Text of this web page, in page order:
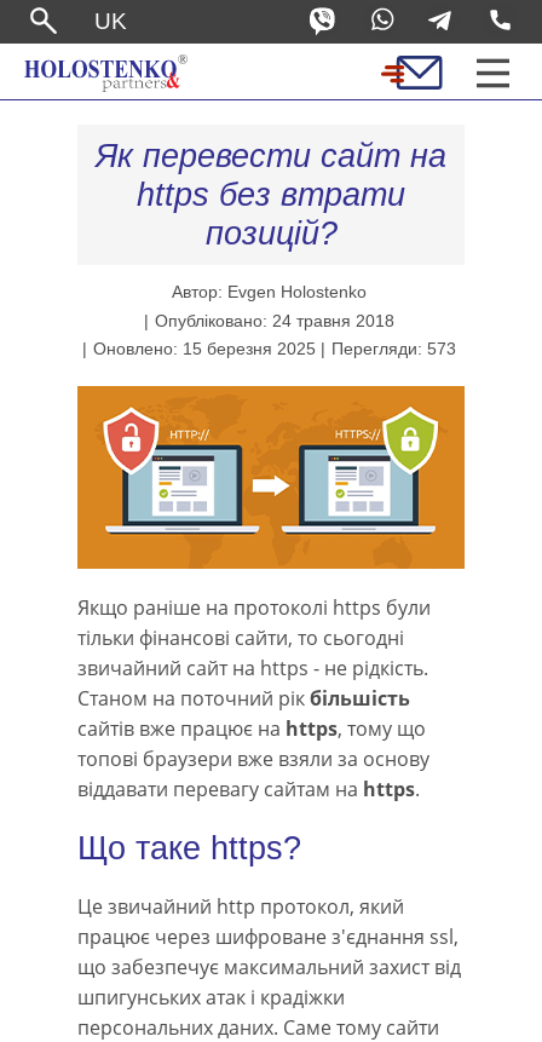
UK
Як перевести сайт на
https без втрати
позицій?
Автор: Evgen Holostenko
Опубліковано: 24 травня 2018
Оновлено: 15 березня 2025
Перегляди: 573
Якщо раніше на протоколі https були
тільки фінансові сайти, то сьогодні
звичайний сайт на https - не рідкість.
Станом на поточний рікбільшість
сайтів вже працює на https, тому що
топові браузери вже взяли за основу
віддавати перевагу сайтам на https.
Що таке https?
Це звичайний http протокол, який
працює через шифроване з'єднання ssl,
що забезпечує максимальний захист від
шпигунських атак і крадіжки
персональних даних. Саме тому сайти